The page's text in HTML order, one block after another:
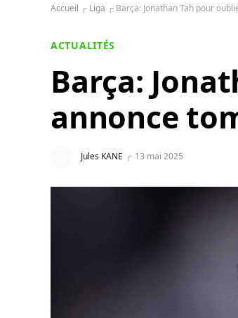
Accueil ┌ Liga ┌ Barça: Jonathan Tah pour
ACTUALITÉS
Barça:
annonce
Jules KANE 13 mai 2025